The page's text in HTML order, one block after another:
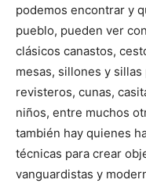
podemos encontrar y
pueblo, pueden ver
clásicos canastos,
mesas, sillones y
revisteros, cunas,
niños, entre muchos
también hay quienes
técnicas para crear
vanguardistas y